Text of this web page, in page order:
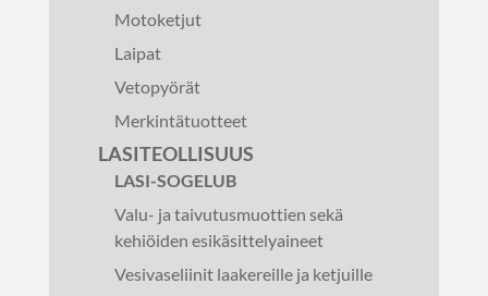
Motoketjut
Laipat
Vetopyörät
Merkintätuotteet
LASITEOLLISUUS
LASI-SOGELUB
Valu- ja taivutusmuottien sekä
kehiöiden esikäsittelyaineet
Vesivaseliinit laakereille ja ketjuille